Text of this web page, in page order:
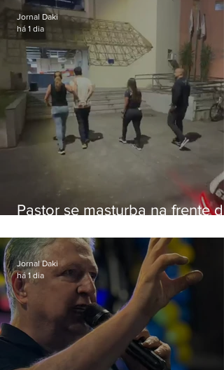
Pastor se masturba na frente de
Jornal Daki
há 1 dia
Jornal Daki
há 1 dia